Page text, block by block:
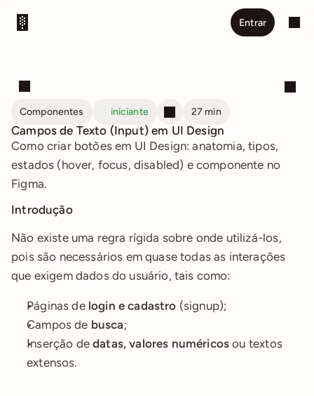
Entrar
Componentes iniciante 27 min
Campos de Texto (Input) em UI Design
Como criar botões em UI Design: anatomia, tipos,
estados (hover, focus, disabled) e componente no
Figma.
Introdução
Não existe uma regra rígida sobre onde utilizá-los,
pois são necessários em quase todas as interações
que exigem dados do usuário, tais como:
Páginas de login e cadastro (signup);
Campos de busca;
Inserção de datas, valores numéricos ou textos
extensos.